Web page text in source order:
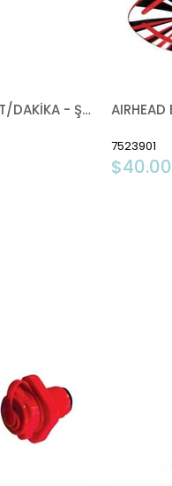
AIRHEAD 12V POMPA 260LT/DAKİKA - ŞARJ EDİLEBİLİR
7523901
$40.00